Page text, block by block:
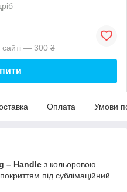
сайті — 300 ₴
Оплата Умови
– Handle з кольоровою
під сублімаційний